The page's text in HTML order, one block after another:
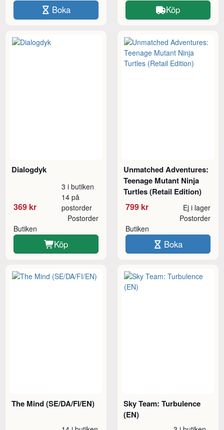
Boka Köp
Dialogdyk
369 kr
3 i butiken
14 på
postorder
Butiken
Postorder
Köp
Unmatched Adventures:
Teenage Mutant Ninja
Turtles (Retail Edition)
799 kr Ej i lager
Butiken
Postorder
Boka
The Mind (SE/DA/FI/EN)
Sky Team: Turbulence
(EN)